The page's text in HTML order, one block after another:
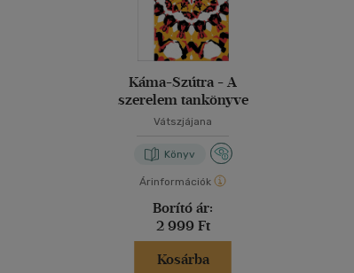
Káma-Szútra - A
szerelem tankönyve
Vátszjájana
Könyv
Árinformációk
Borító ár:
2 999 Ft
Kosárba